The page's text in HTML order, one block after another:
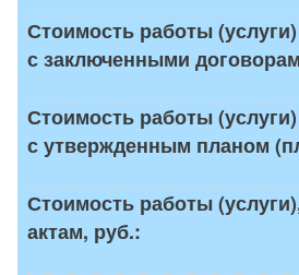
Стоимость работы
с заключенными
Стоимость работы
с утвержденным планом
Стоимость работы
актам, руб.: